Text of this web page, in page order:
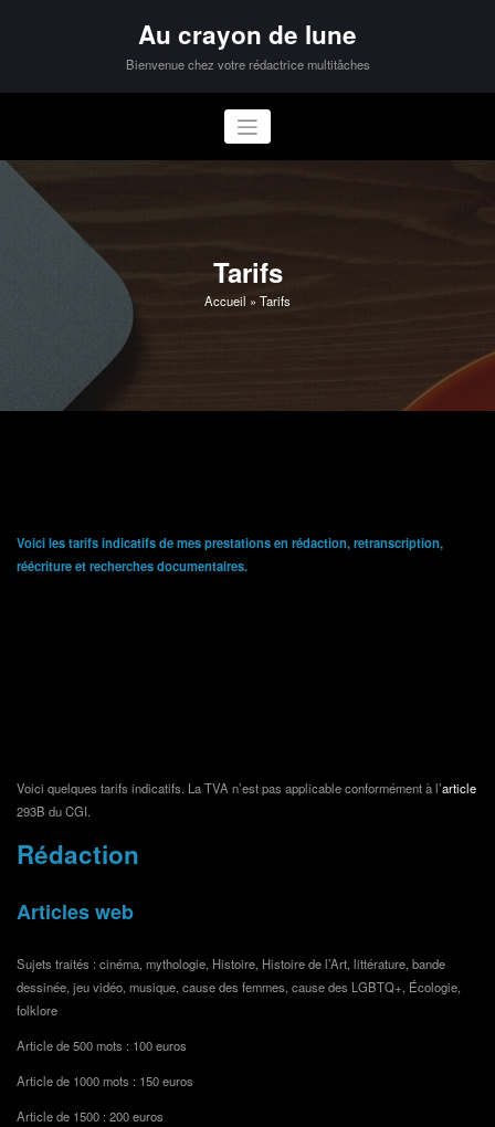
Au crayon de lune
Bienvenue chez votre rédactrice multitâches
Tarifs
Accueil » Tarifs
Voici les tarifs indicatifs de mes prestations en rédaction, retranscription,
réécriture et recherches documentaires.
Voici quelques tarifs indicatifs. La TVA n’est pas applicable conformément à l’article
293B du CGI.
Rédaction
Articles web
Sujets traités : cinéma, mythologie, Histoire, Histoire de l’Art, littérature, bande
dessinée, jeu vidéo, musique, cause des femmes, cause des LGBTQ+, Écologie,
folklore
Article de 500 mots : 100 euros
Article de 1000 mots : 150 euros
Article de 1500 : 200 euros